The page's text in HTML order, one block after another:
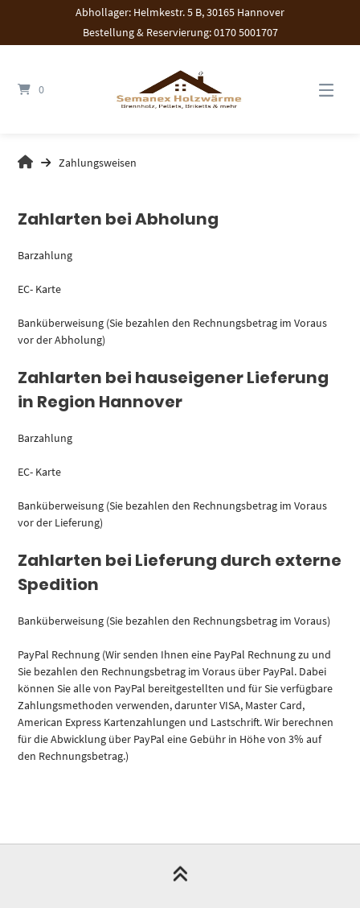
Abhollager: Helmkestr. 5 B, 30165 Hannover
Bestellung & Reservierung: 0170 5001707
0
Zahlungsweisen
Zahlarten bei Abholung
Barzahlung
EC- Karte
Banküberweisung (Sie bezahlen den Rechnungsbetrag im Voraus
vor der Abholung)
Zahlarten bei hauseigener Lieferung
in Region Hannover
Barzahlung
EC- Karte
Banküberweisung (Sie bezahlen den Rechnungsbetrag im Voraus
vor der Lieferung)
Zahlarten bei Lieferung durch externe
Spedition
Banküberweisung (Sie bezahlen den Rechnungsbetrag im Voraus)
PayPal Rechnung (Wir senden Ihnen eine PayPal Rechnung zu und
Sie bezahlen den Rechnungsbetrag im Voraus über PayPal. Dabei
können Sie alle von PayPal bereitgestellten und für Sie verfügbare
Zahlungsmethoden verwenden, darunter VISA, Master Card,
American Express Kartenzahlungen und Lastschrift. Wir berechnen
für die Abwicklung über PayPal eine Gebühr in Höhe von 3% auf
den Rechnungsbetrag.)